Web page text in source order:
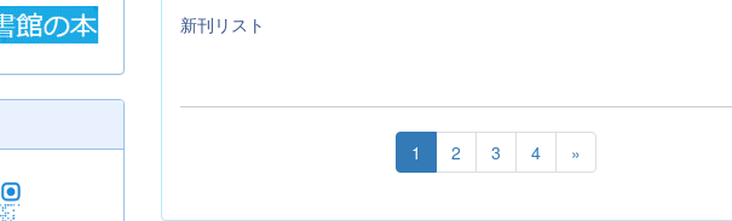
新刊リスト
1 2 3 4 »